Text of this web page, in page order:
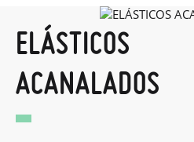
ELÁSTICOS
ACANALADOS